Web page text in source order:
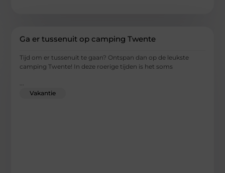
Ga er tussenuit op camping Twente
Tijd om er tussenuit te gaan? Ontspan dan op de leukste
camping Twente! In deze roerige tijden is het soms
Vakantie